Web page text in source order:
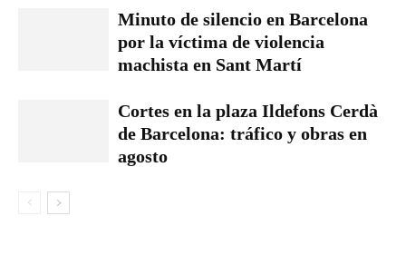
Minuto de silencio en Barcelona
por la víctima de violencia
machista en Sant Martí
Cortes en la plaza Ildefons Cerdà
de Barcelona: tráfico y obras en
agosto